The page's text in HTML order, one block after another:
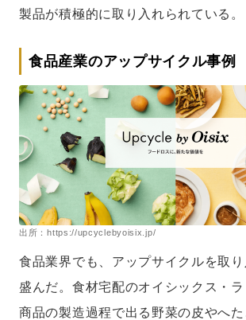
製品が積極的に取り入れられている。
食品産業のアップサイクル事例
出所：https://upcyclebyoisix.jp/
食品業界でも、アップサイクルを取
盛んだ。食材宅配のオイシックス・ラ
商品の製造過程で出る野菜の皮やへ